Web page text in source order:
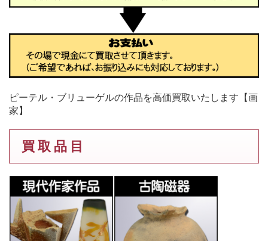
ピーテル・ブリューゲルの作品を高価買取いたします【画
家】
買 取 品 目